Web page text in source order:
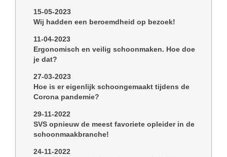
15-05-2023
Wij hadden een beroemdheid op bezoek!
11-04-2023
Ergonomisch en veilig schoonmaken. Hoe doe
je dat?
27-03-2023
Hoe is er eigenlijk schoongemaakt tijdens de
Corona pandemie?
29-11-2022
SVS opnieuw de meest favoriete opleider in de
schoonmaakbranche!
24-11-2022